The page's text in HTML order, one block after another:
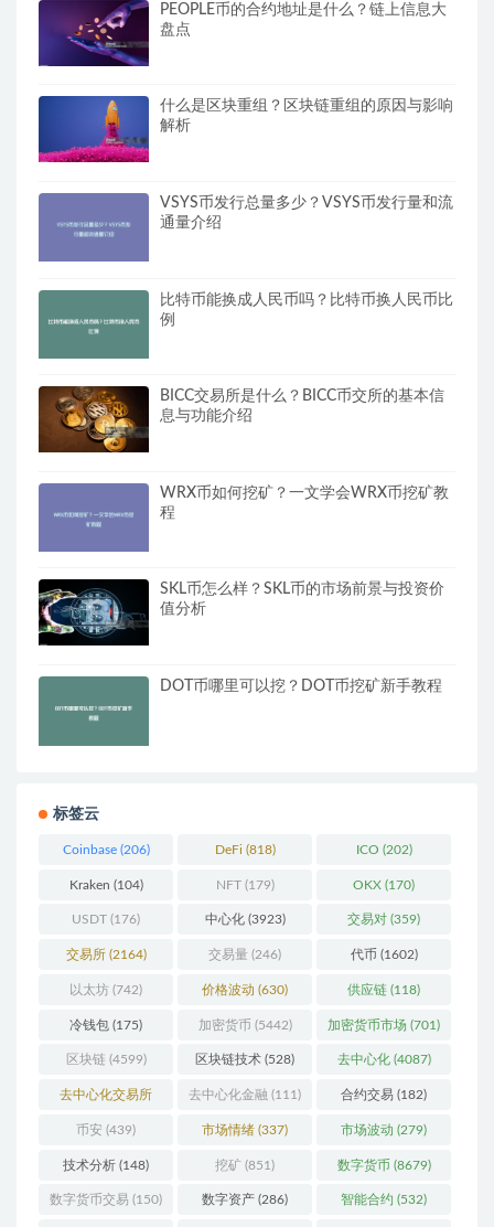
PEOPLE币的合约地址是什么？链上信息大
盘点
什么是区块重组？区块链重组的原因与影响
解析
VSYS币发行总量多少？VSYS币发行量和流
通量介绍
比特币能换成人民币吗？比特币换人民币比
例
BICC交易所是什么？BICC币交所的基本信
息与功能介绍
WRX币如何挖矿？一文学会WRX币挖矿教
程
SKL币怎么样？SKL币的市场前景与投资价
值分析
DOT币哪里可以挖？DOT币挖矿新手教程
标签云
Coinbase(206) DeFi (818) ICO (202)
Kraken (104) NFT(179) OKX (170)
USDT (176) 中心化(3923) 交易对 (359)
交易所(2164) 交易量 (246) 代币 (1602)
以太坊 (742) 价格波动 (630) 供应链 (118)
冷钱包 (175) 加密货币 (5442) 加密货币市场 (701)
区块链(4599) 区块链技术 (528) 去中心化(4087)
去中心化交易所
(196)
去中心化金融 (111) 合约交易 (182)
币安 (439) 市场情绪 (337) 市场波动 (279)
技术分析 (148) 挖矿 (851) 数字货币 (8679)
数字货币交易 (150) 数字资产 (286) 智能合约 (532)